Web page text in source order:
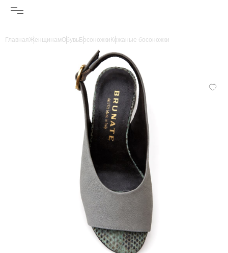
ГлавнаяЖенщинамОбувьБосоножки Кожаные босоножки